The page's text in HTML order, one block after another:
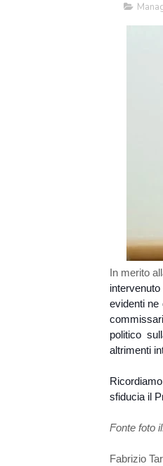
In merito
intervenuto
evidenti ne
politico
altrimenti
sfiducia il
Fonte foto
Fabrizio